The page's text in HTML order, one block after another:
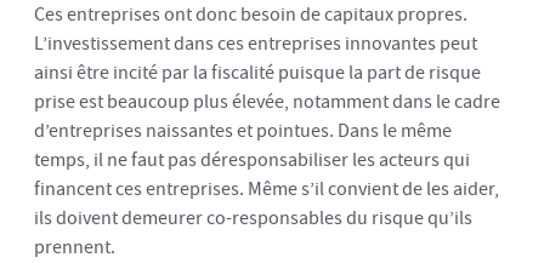
Ces entreprises ont donc besoin de capitaux propres.
L’investissement dans ces entreprises innovantes peut
ainsi être incité par la fiscalité puisque la part de risque
prise est beaucoup plus élevée, notamment dans le cadre
d’entreprises naissantes et pointues. Dans le même
temps, il ne faut pas déresponsabiliser les acteurs qui
financent ces entreprises. Même s’il convient de les aider,
ils doivent demeurer co-responsables du risque qu’ils
prennent.